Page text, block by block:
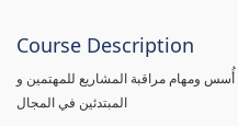
Course Description
ومهام مراقبة المشاريع للمهتمين و
المبتدئين في المجال